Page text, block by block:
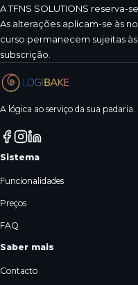
A TFNS SOLUTIONS reserva-
As alterações aplicam-se às
curso permanecem sujeitas
subscrição.
A lógica ao serviço da sua padaria.
Sistema
Funcionalidades
Preços
FAQ
Saber mais
Contacto